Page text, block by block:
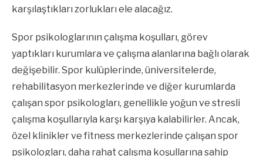
karşılaştıkları zorlukları ele alacağız.
Spor psikologlarının çalışma koşulları, görev
yaptıkları kurumlara ve çalışma alanlarına bağlı olarak
değişebilir. Spor kulüplerinde, üniversitelerde,
rehabilitasyon merkezlerinde ve diğer kurumlarda
çalışan spor psikologları, genellikle yoğun ve stresli
çalışma koşullarıyla karşı karşıya kalabilirler. Ancak,
özel klinikler ve fitness merkezlerinde çalışan spor
psikologları, daha rahat çalışma koşullarına sahip